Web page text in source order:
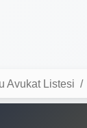
Avukat Listesi